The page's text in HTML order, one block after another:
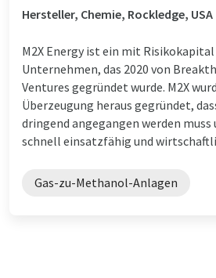
Hersteller, Chemie, Rockledge, USA
M2X Energy ist ein mit
Unternehmen, das 2020 von
Ventures gegründet wurde. M2X
Überzeugung heraus gegründet,
dringend angegangen werden muss
schnell einsatzfähig und
Gas-zu-Methanol-Anlagen